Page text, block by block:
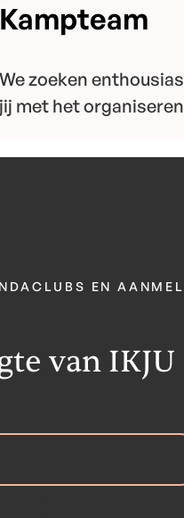
Kampteam
We zoeken
jij met het
CLUBS EN
van IKJU